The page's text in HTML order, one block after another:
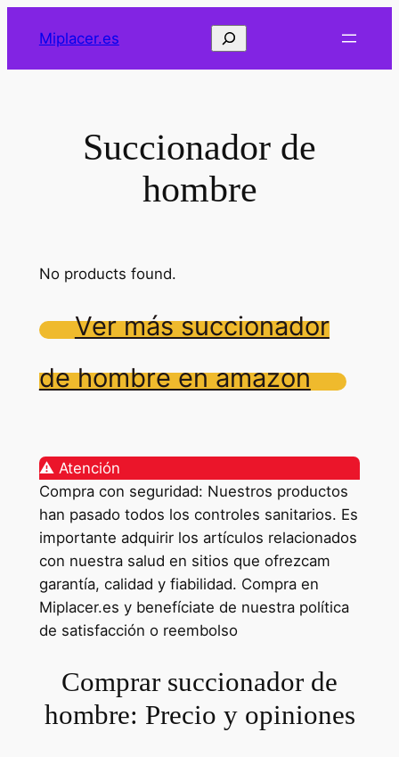
Miplacer.es Buscar
Succionador de
hombre
No products found.
Ver más succionador
de hombre en amazon
⚠️ Atención
Compra con seguridad: Nuestros productos
han pasado todos los controles sanitarios. Es
importante adquirir los artículos relacionados
con nuestra salud en sitios que ofrezcam
garantía, calidad y fiabilidad. Compra en
Miplacer.es y benefíciate de nuestra política
de satisfacción o reembolso
Comprar succionador de
hombre: Precio y opiniones